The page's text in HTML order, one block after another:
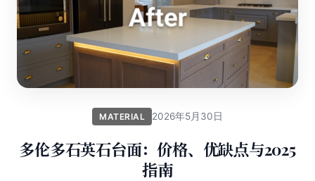
MATERIAL 2026年5月30日
多伦多石英石台面：价格、优缺点与2025
指南